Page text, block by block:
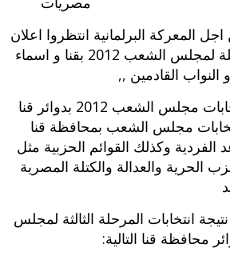
المعركة البرلمانية انتظروا اعلان
نتيجة انتخابات المرحلة لمجلس الشعب 2012 بقنا و اسماء
القادمين ,,
وسيتم نشر نتائج انتخابات مجلس الشعب 2012 بدوائر قنا
مجلس الشعب بمحافظة قنا
الفردية وكذلك القوائم الحزبية مثل
الحرية والعدالة والكتلة المصرية
انتخابات المرحلة الثالثة لمجلس